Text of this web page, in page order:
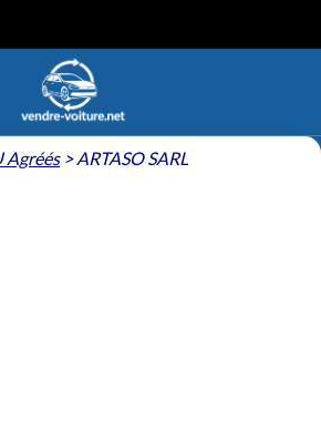
Agréés>ARTASO SARL